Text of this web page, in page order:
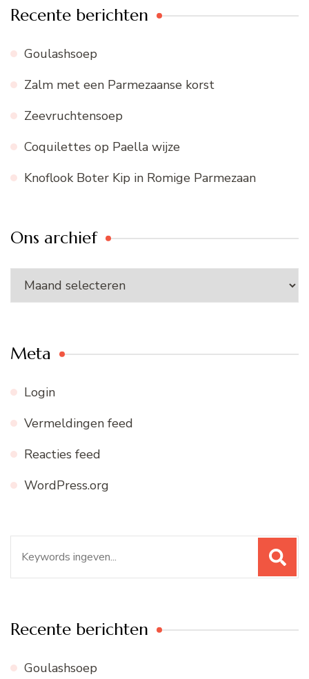
Recente berichten
Goulashsoep
Zalm met een Parmezaanse korst
Zeevruchtensoep
Coquilettes op Paella wijze
Knoflook Boter Kip in Romige Parmezaan
Ons archief
Ons
archief
Meta
Login
Vermeldingen feed
Reacties feed
WordPress.org
naar:
Recente berichten
Goulashsoep